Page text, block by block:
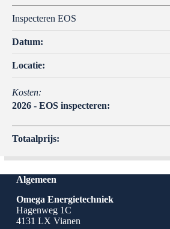
Inspecteren EOS
Datum:
Locatie:
Kosten:
2026 - EOS inspecteren:
Totaalprijs:
Algemeen
Omega Energietechniek
Hagenweg 1C
4131 LX Vianen